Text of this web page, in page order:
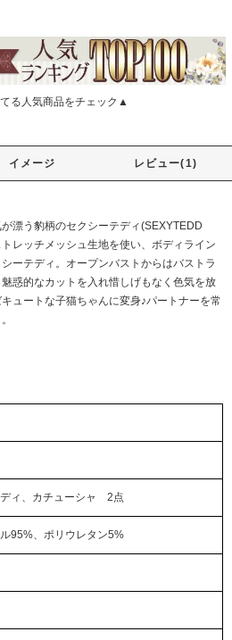
る人気商品をチェック▲
イメージ レビュー(1)
漂う豹柄のセクシーテディ(SEXYTEDD
レッチメッシュ生地を使い、ボディライン
ーテディ。オープンバストからはバストラ
惑的なカットを入れ惜しげもなく色気を放
ュートな子猫ちゃんに変身♪パートナーを常
ィ、カチューシャ 2点
95%、ポリウレタン5%